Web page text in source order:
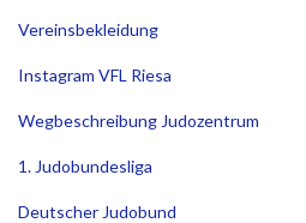
Vereinsbekleidung
Instagram VFL Riesa
Wegbeschreibung Judozentrum
1. Judobundesliga
Deutscher Judobund